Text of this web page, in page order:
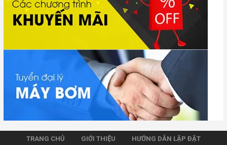
TRANG CHỦ GIỚI THIỆU HƯỚNG DẪN LẶP ĐẶT